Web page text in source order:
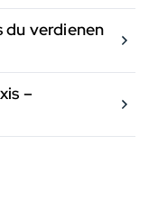
du verdienen
–